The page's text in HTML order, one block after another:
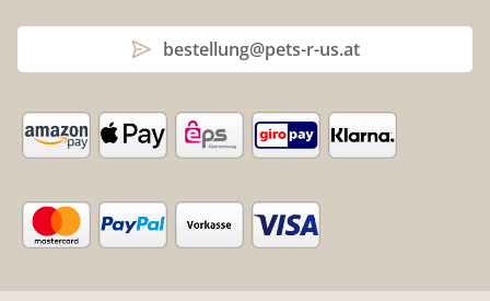
bestellung@pets-r-us.at